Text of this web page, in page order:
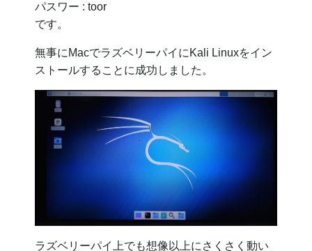
パスワー : toor
です。
無事にMacでラズベリーパイにKali Linuxをイン
ストールすることに成功しました。
ラズベリーパイ上でも想像以上にさくさく動い